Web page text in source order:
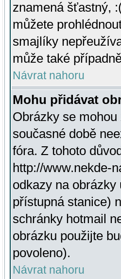
znamená šťastný,
můžete
smajlíky
může také
Návrat nahoru
Mohu přidávat
Obrázky se
současné době
fóra. Z tohoto
http://www.nekde-
odkazy na
přístupná stanice)
schránky hotmail
obrázku použijte
povoleno).
Návrat nahoru